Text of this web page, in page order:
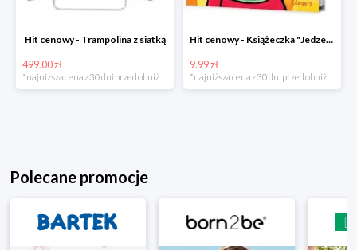
Hit cenowy - Trampolina z siatką
499.00 zł
Hit cenowy - Książeczka "Jedzenie"
9.99 zł
Polecane promocje